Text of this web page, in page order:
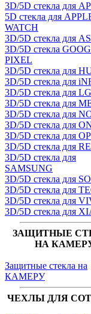
3D/5D стекла для
5D стекла для
WATCH
3D/5D стекла для
3D/5D стекла
PIXEL
3D/5D стекла для
3D/5D стекла для
3D/5D стекла для LG
3D/5D стекла для
3D/5D стекла для
3D/5D стекла для
3D/5D стекла для
3D/5D стекла для
3D/5D стекла для
SAMSUNG
3D/5D стекла для
3D/5D стекла для
3D/5D стекла для
3D/5D стекла для
ЗАЩИТНЫЕ
НА
Защитные стекла на
КАМЕРУ
ЧЕХЛЫ ДЛЯ